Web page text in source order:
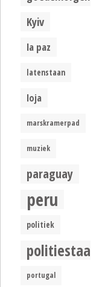
Kyiv
la paz
latenstaan
loja
marskramerpad
muziek
paraguay
peru
politiek
politiestaat
portugal